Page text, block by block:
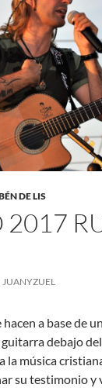
DE LIS
2017
JUANYZUEL
a base de
debajo
la música
su testimonio